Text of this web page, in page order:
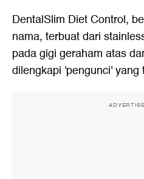
DentalSlim Diet Control,
nama, terbuat dari
pada gigi geraham atas
dilengkapi 'pengunci'